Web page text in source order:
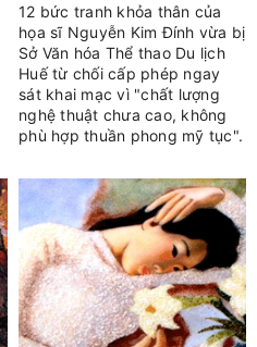
12 bức tranh khỏa thân của
họa sĩ Nguyễn Kim Đính vừa bị
Sở Văn hóa Thể thao Du lịch
Huế từ chối cấp phép ngay
sát khai mạc vì "chất lượng
nghệ thuật chưa cao, không
phù hợp thuần phong mỹ tục".